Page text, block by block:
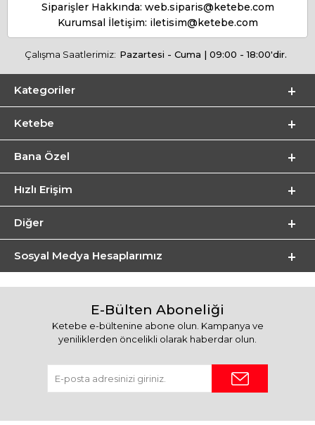
Siparişler Hakkında: web.siparis@ketebe.com
Kurumsal İletişim: iletisim@ketebe.com
Çalışma Saatlerimiz: Pazartesi - Cuma | 09:00 - 18:00'dir.
Kategoriler
Ketebe
Bana Özel
Hızlı Erişim
Diğer
Sosyal Medya Hesaplarımız
E-Bülten Aboneliği
Ketebe e-bültenine abone olun. Kampanya ve
yeniliklerden öncelikli olarak haberdar olun.